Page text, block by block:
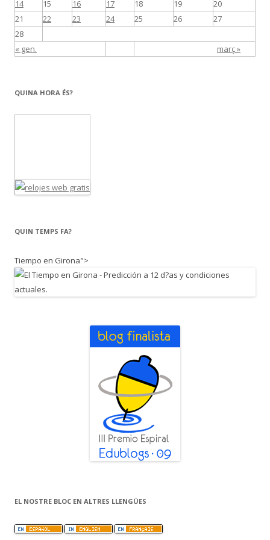
« gen. març »
14
15 16 17 18 19
20
21
22 23 24 25 26
27
28
QUINA HORA ÉS?
QUIN TEMPS FA?
Tiempo en Girona">
EL NOSTRE BLOC EN ALTRES LLENGÜES